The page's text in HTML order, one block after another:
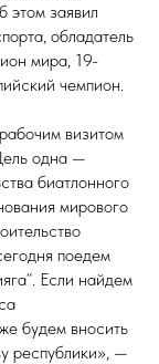
этом заявил
обладатель
мира, 19-
чемпион.
визитом
одна —
биатлонного
мирового
поедем
Если найдем
будем вносить
республики», —